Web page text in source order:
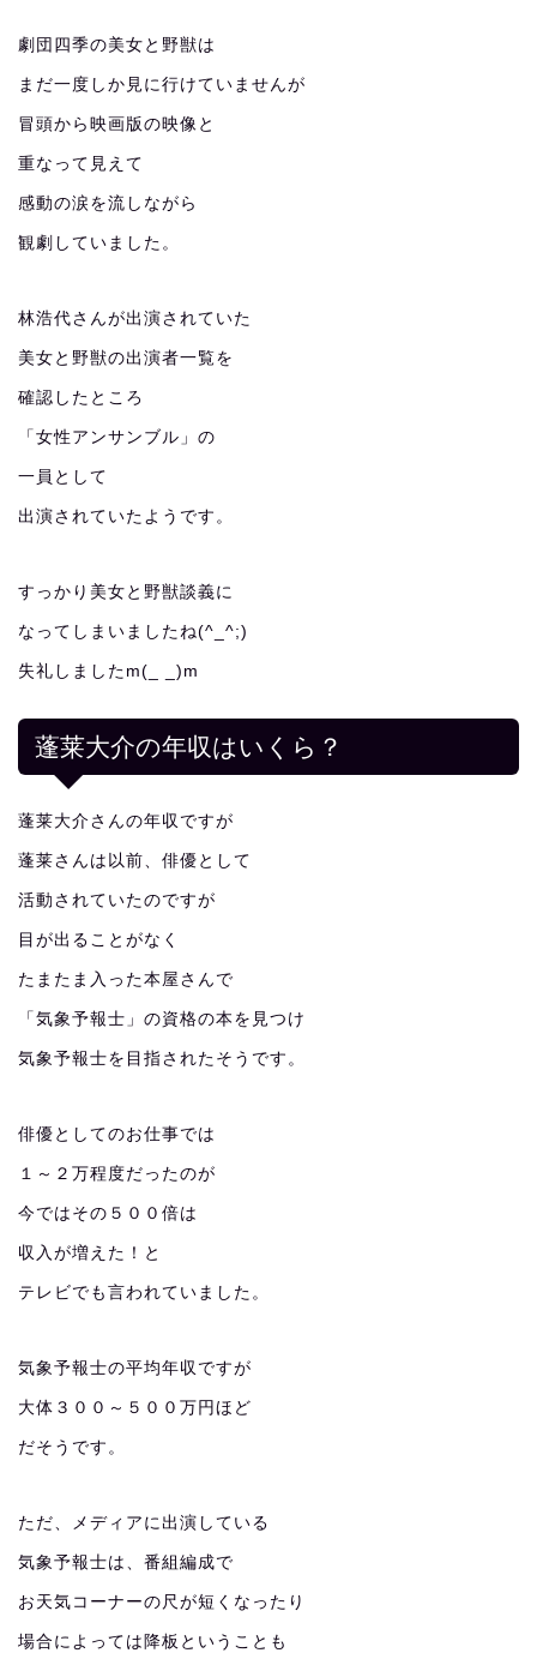
劇団四季の美女と野獣は
まだ一度しか見に行けていませんが
冒頭から映画版の映像と
重なって見えて
感動の涙を流しながら
観劇していました。
林浩代さんが出演されていた
美女と野獣の出演者一覧を
確認したところ
「女性アンサンブル」の
一員として
出演されていたようです。
すっかり美女と野獣談義に
なってしまいましたね(^_^;)
失礼しましたm(_ _)m
蓬莱大介の年収はいくら？
蓬莱大介さんの年収ですが
蓬莱さんは以前、俳優として
活動されていたのですが
目が出ることがなく
たまたま入った本屋さんで
「気象予報士」の資格の本を見つけ
気象予報士を目指されたそうです。
俳優としてのお仕事では
１～２万程度だったのが
今ではその５００倍は
収入が増えた！と
テレビでも言われていました。
気象予報士の平均年収ですが
大体３００～５００万円ほど
だそうです。
ただ、メディアに出演している
気象予報士は、番組編成で
お天気コーナーの尺が短くなったり
場合によっては降板ということも